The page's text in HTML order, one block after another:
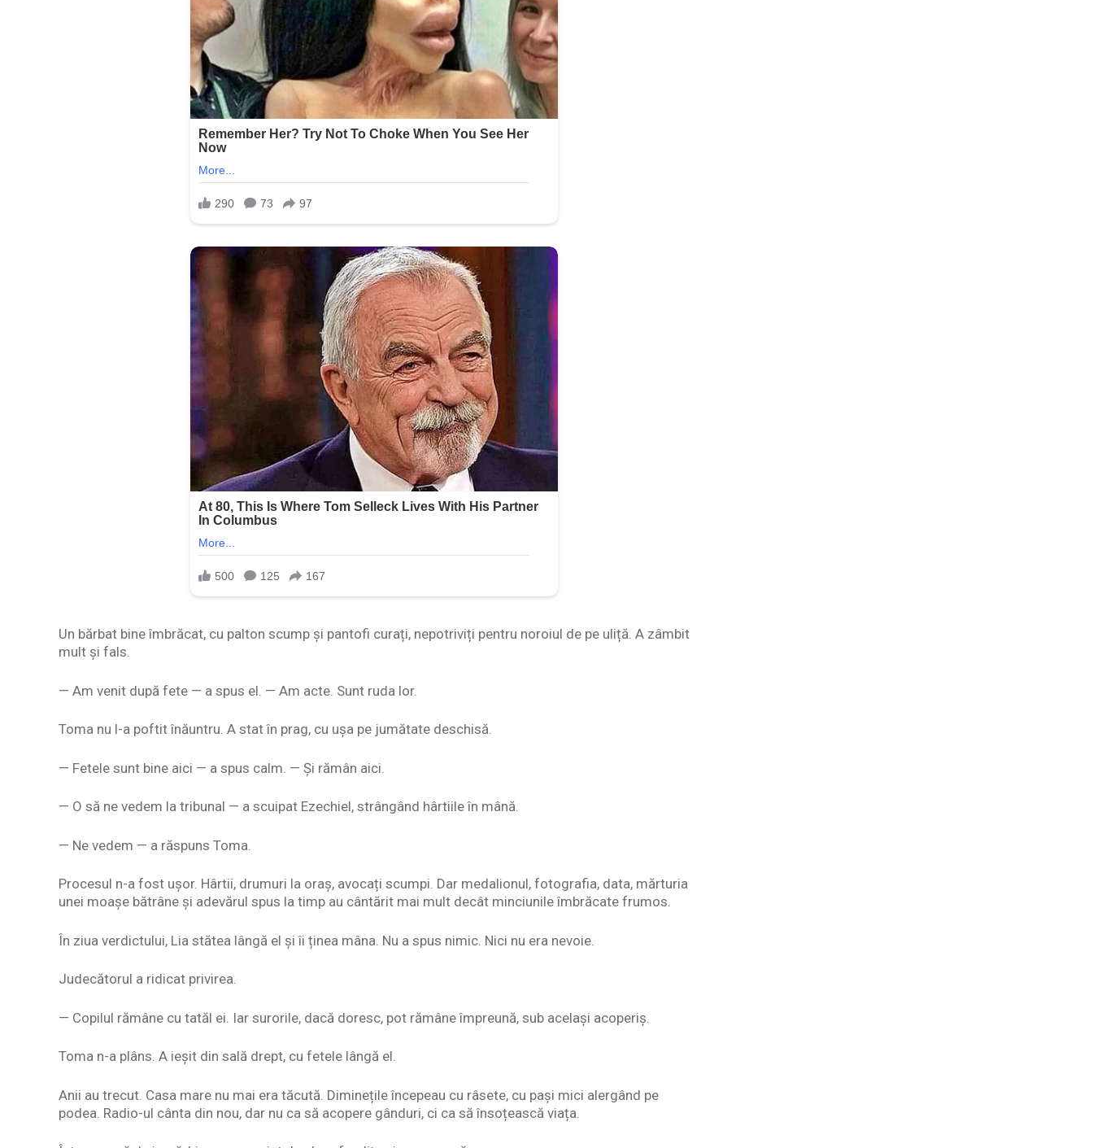
Un bărbat bine îmbrăcat, cu palton scump și pantofi curați, nepotriviți pentru noroiul de pe uliță. A zâmbit
mult și fals.
— Am venit după fete — a spus el. — Am acte. Sunt ruda lor.
Toma nu l-a poftit înăuntru. A stat în prag, cu ușa pe jumătate deschisă.
— Fetele sunt bine aici — a spus calm. — Și rămân aici.
— O să ne vedem la tribunal — a scuipat Ezechiel, strângând hârtiile în mână.
— Ne vedem — a răspuns Toma.
Procesul n-a fost ușor. Hârtii, drumuri la oraș, avocați scumpi. Dar medalionul, fotografia, data, mărturia
unei moașe bătrâne și adevărul spus la timp au cântărit mai mult decât minciunile îmbrăcate frumos.
În ziua verdictului, Lia stătea lângă el și îi ținea mâna. Nu a spus nimic. Nici nu era nevoie.
Judecătorul a ridicat privirea.
— Copilul rămâne cu tatăl ei. Iar surorile, dacă doresc, pot rămâne împreună, sub același acoperiș.
Toma n-a plâns. A ieșit din sală drept, cu fetele lângă el.
Anii au trecut. Casa mare nu mai era tăcută. Diminețile începeau cu râsete, cu pași mici alergând pe
podea. Radio-ul cânta din nou, dar nu ca să acopere gânduri, ci ca să însoțească viața.